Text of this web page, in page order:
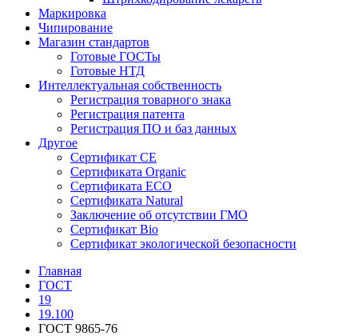
Маркировка
Чипирование
Магазин стандартов
Готовые ГОСТы
Готовые НТД
Интеллектуальная собственность
Регистрация товарного знака
Регистрация патента
Регистрация ПО и баз данных
Другое
Сертификат СЕ
Сертификата Organic
Сертификата ECO
Сертификата Natural
Заключение об отсутствии ГМО
Сертификат Bio
Сертификат экологической безопасности
Главная
ГОСТ
19
19.100
ГОСТ 9865-76